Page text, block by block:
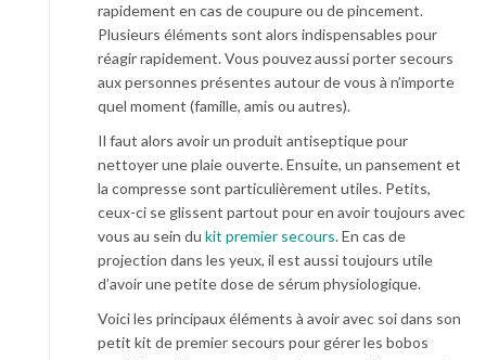
rapidement en cas de coupure ou de pincement.
Plusieurs éléments sont alors indispensables pour
réagir rapidement. Vous pouvez aussi porter secours
aux personnes présentes autour de vous à n’importe
quel moment (famille, amis ou autres).
Il faut alors avoir un produit antiseptique pour
nettoyer une plaie ouverte. Ensuite, un pansement et
la compresse sont particulièrement utiles. Petits,
ceux-ci se glissent partout pour en avoir toujours avec
vous au sein du kit premier secours. En cas de
projection dans les yeux, il est aussi toujours utile
d’avoir une petite dose de sérum physiologique.
Voici les principaux éléments à avoir avec soi dans son
petit kit de premier secours pour gérer les bobos